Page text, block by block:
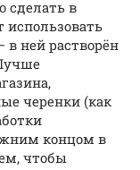
сделать в
использовать
в ней растворён
черенки (как
концом в
чтобы